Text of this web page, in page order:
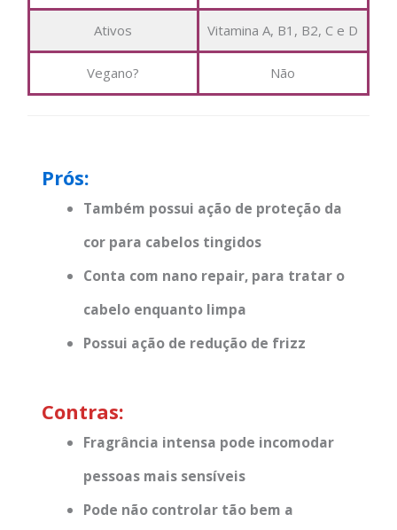
Ativos Vitamina A, B1, B2, C e D
Vegano? Não
Prós:
Também possui ação de proteção da
cor para cabelos tingidos
Conta com nano repair, para tratar o
cabelo enquanto limpa
Possui ação de redução de frizz
Contras:
Fragrância intensa pode incomodar
pessoas mais sensíveis
Pode não controlar tão bem a